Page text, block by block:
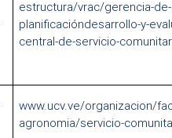
estructura/vrac/gerencia-
planificacióndesarrollo-y-
central-de-servicio-
www.ucv.ve/organizacion/
agronomia/servicio-